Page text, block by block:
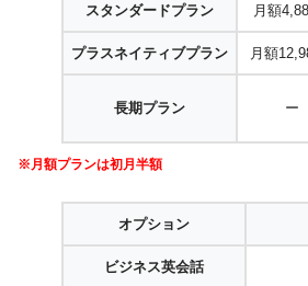
スタンダードプラン 月額
プラスネイティブプラン 月額
長期プラン ー
※月額プランは初月半額
オプション
ビジネス英会話